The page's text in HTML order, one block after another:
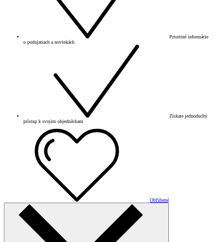
Prioritné informácie
o podujatiach a novinkách
Získate jednoduchý
prístup k svojim objednávkam
Obľúbené